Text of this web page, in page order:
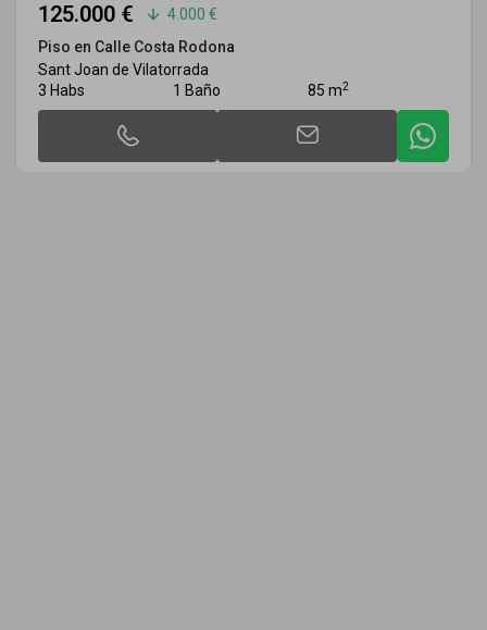
125.000 €
4.000 €
Piso en Calle Costa Rodona
Sant Joan de Vilatorrada
3 Habs
1 Baño 85 m2